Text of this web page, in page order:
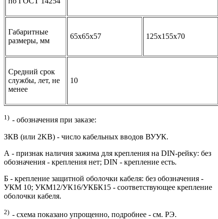
Габаритные
размеры, мм
65x65x57 125x155x70
Средний срок
службы, лет, не
менее
10
1) - обозначения при заказе:
ЗКВ (или 2KB) - число кабельных вводов ВУУК.
А - признак наличия зажима для крепления на DIN-рейку: без
обозначения - крепления нет; DIN - крепление есть.
Б - крепление защитной оболочки кабеля: без обозначения -
УКМ 10; УКМ12/УК16/УКБК15 - соответствующее крепление
оболочки кабеля.
2) - схема показано упрощенно, подробнее - см. РЭ.